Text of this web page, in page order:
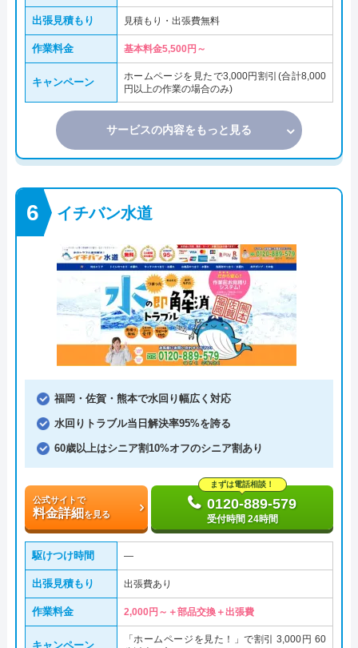
出張見積もり 見積もり・出張費無料
作業料金 基本料金5,500円～
キャンペーン
ホームページを見たで3,000円割引(合計8,000
円以上の作業の場合のみ)
サービスの内容をもっと見る
イチバン水道
福岡・佐賀・熊本で水回り幅広く対応
水回りトラブル当日解決率95%を誇る
60歳以上はシニア割10%オフのシニア割あり
公式サイトで
料金詳細を見る
まずは電話相談！
0120-889-579
受付時間 24時間
駆けつけ時間 ―
出張見積もり 出張費あり
作業料金 2,000円～＋部品交換＋出張費
キャンペーン
「ホームページを見た！」で割引 3,000円 60